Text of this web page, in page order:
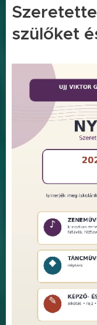
szülőket